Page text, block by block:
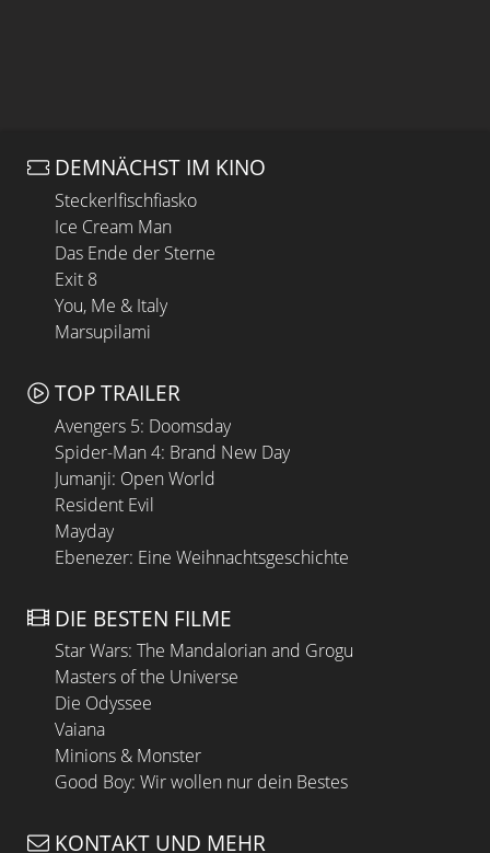
DEMNÄCHST IM KINO
Steckerlfischfiasko
Ice Cream Man
Das Ende der Sterne
Exit 8
You, Me & Italy
Marsupilami
TOP TRAILER
Avengers 5: Doomsday
Spider-Man 4: Brand New Day
Jumanji: Open World
Resident Evil
Mayday
Ebenezer: Eine Weihnachtsgeschichte
DIE BESTEN FILME
Star Wars: The Mandalorian and Grogu
Masters of the Universe
Die Odyssee
Vaiana
Minions & Monster
Good Boy: Wir wollen nur dein Bestes
KONTAKT UND MEHR